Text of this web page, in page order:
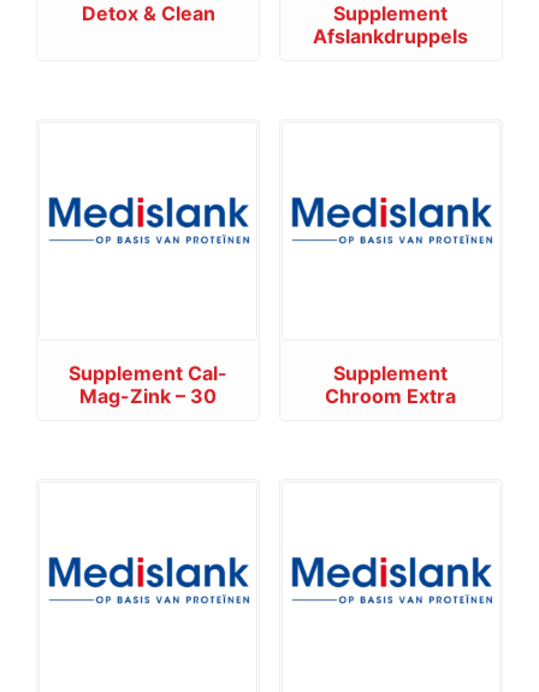
Detox & Clean
Supplement
Afslankdruppels
Supplement Cal-
Mag-Zink – 30
Supplement
Chroom Extra